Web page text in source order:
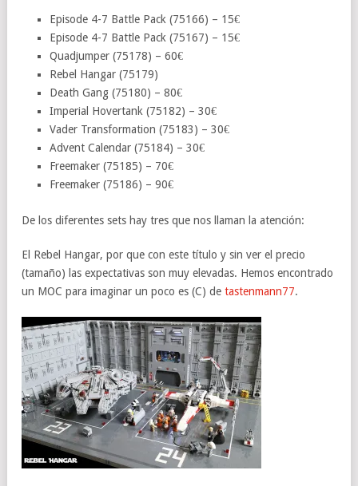
Episode 4-7 Battle Pack (75166) – 15€
Episode 4-7 Battle Pack (75167) – 15€
Quadjumper (75178) – 60€
Rebel Hangar (75179)
Death Gang (75180) – 80€
Imperial Hovertank (75182) – 30€
Vader Transformation (75183) – 30€
Advent Calendar (75184) – 30€
Freemaker (75185) – 70€
Freemaker (75186) – 90€
De los diferentes sets hay tres que nos llaman la atención:
El Rebel Hangar, por que con este título y sin ver el precio
(tamaño) las expectativas son muy elevadas. Hemos encontrado
un MOC para imaginar un poco es (C) de tastenmann77.